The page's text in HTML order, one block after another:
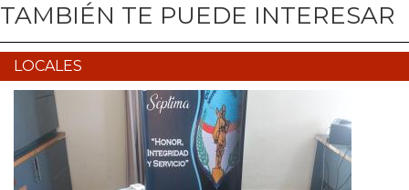
TAMBIÉN TE PUEDE INTERESAR
LOCALES